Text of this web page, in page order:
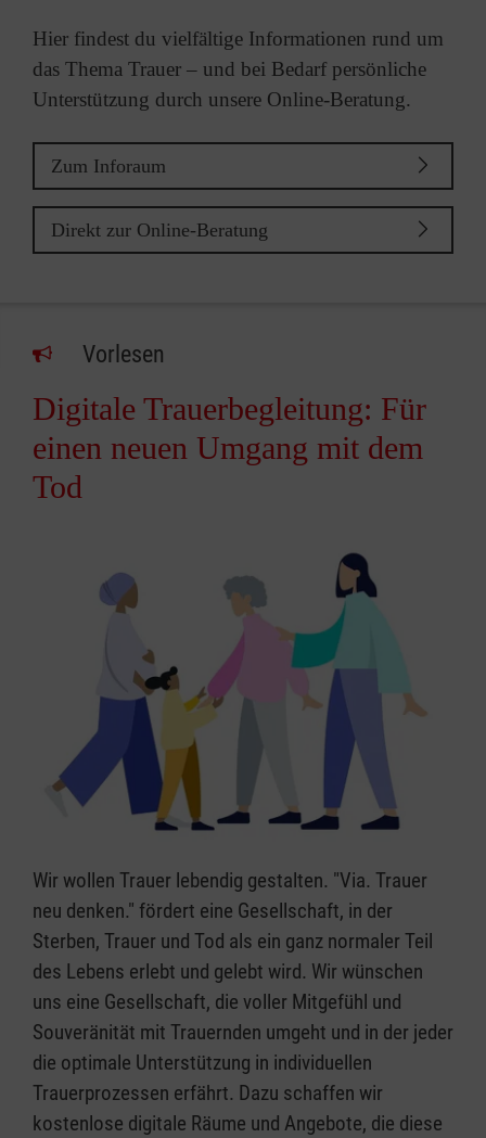
Hier findest du vielfältige Informationen rund um
das Thema Trauer – und bei Bedarf persönliche
Unterstützung durch unsere Online-Beratung.
Zum Inforaum
Direkt zur Online-Beratung
Vorlesen
Digitale Trauerbegleitung: Für
einen neuen Umgang mit dem
Tod
Wir wollen Trauer lebendig gestalten. "Via. Trauer
neu denken." fördert eine Gesellschaft, in der
Sterben, Trauer und Tod als ein ganz normaler Teil
des Lebens erlebt und gelebt wird. Wir wünschen
uns eine Gesellschaft, die voller Mitgefühl und
Souveränität mit Trauernden umgeht und in der jeder
die optimale Unterstützung in individuellen
Trauerprozessen erfährt. Dazu schaffen wir
kostenlose digitale Räume und Angebote, die diese